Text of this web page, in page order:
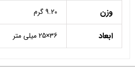
وزن 9.20 گرم
ابعاد ۳6×25 میلی متر